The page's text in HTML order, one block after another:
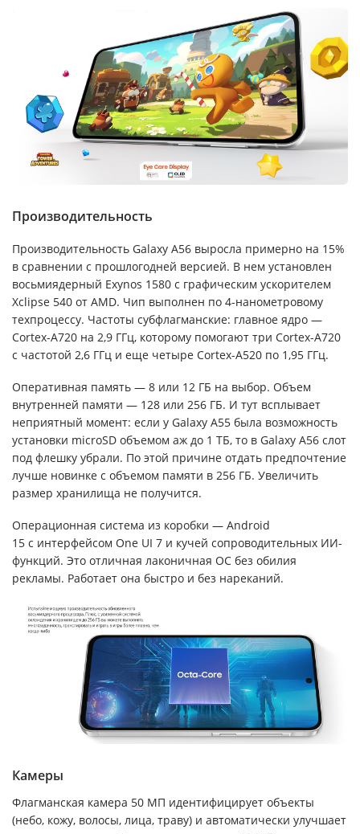
Производительность
Производительность Galaxy A56 выросла примерно на 15%
в сравнении с прошлогодней версией. В нем установлен
восьмиядерный Exynos 1580 с графическим ускорителем
Xclipse 540 от AMD. Чип выполнен по 4-нанометровому
техпроцессу. Частоты субфлагманские: главное ядро —
Cortex-A720 на 2,9 ГГц, которому помогают три Cortex-A720
с частотой 2,6 ГГц и еще четыре Cortex-A520 по 1,95 ГГц.
Оперативная память — 8 или 12 ГБ на выбор. Объем
внутренней памяти — 128 или 256 ГБ. И тут всплывает
неприятный момент: если у Galaxy A55 была возможность
установки microSD объемом аж до 1 ТБ, то в Galaxy A56 слот
под флешку убрали. По этой причине отдать предпочтение
лучше новинке с объемом памяти в 256 ГБ. Увеличить
размер хранилища не получится.
Операционная система из коробки — Android
15 с интерфейсом One UI 7 и кучей сопроводительных ИИ-
функций. Это отличная лаконичная ОС без обилия
рекламы. Работает она быстро и без нареканий.
Камеры
Флагманская камера 50 МП идентифицирует объекты
(небо, кожу, волосы, лица, траву) и автоматически улучшает